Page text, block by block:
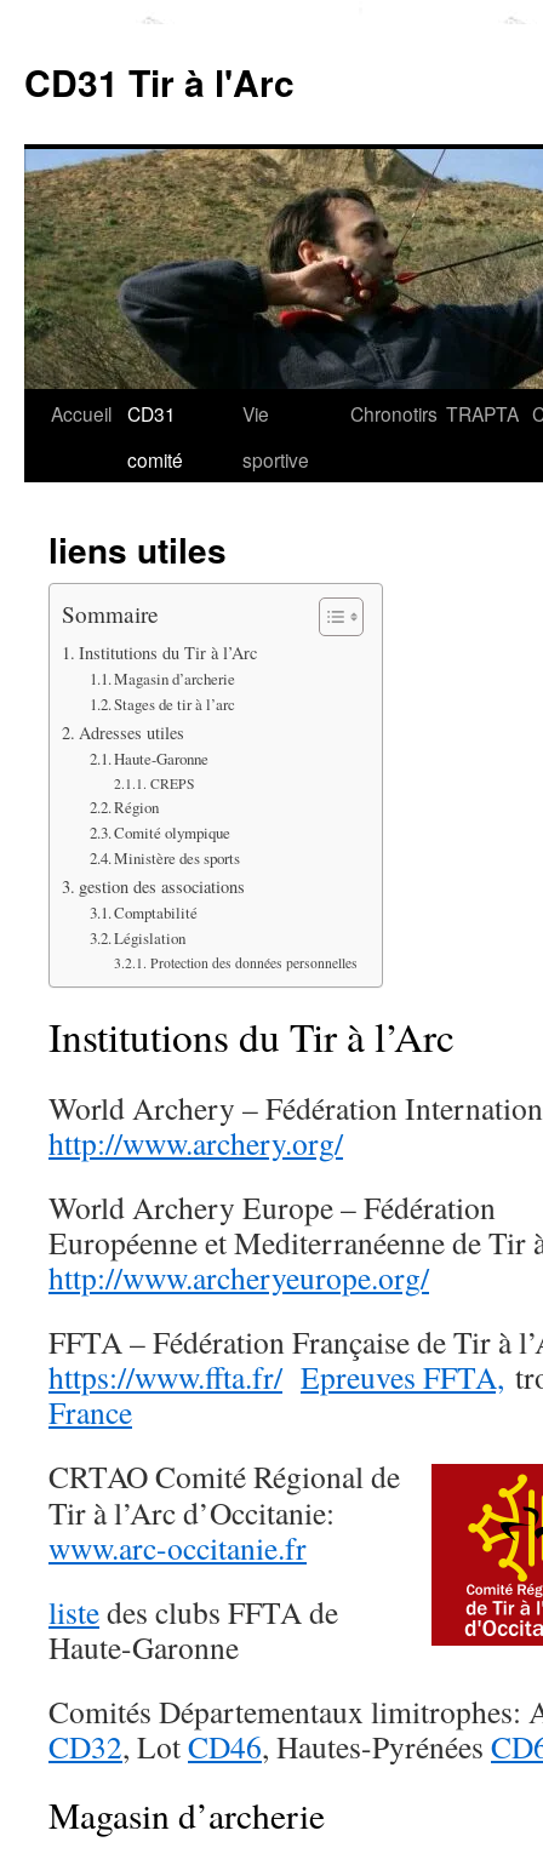
contenu
CD31 Tir à l'Arc
Accueil CD31
comité
Vie
sportive
Chronotirs TRAPTA
liens utiles
Sommaire
Institutions du Tir à l’Arc
Magasin d’archerie
Stages de tir à l’arc
Adresses utiles
Haute-Garonne
CREPS
Région
Comité olympique
Ministère des sports
gestion des associations
Comptabilité
Législation
Protection des données personnelles
Institutions du Tir à l’Arc
World Archery – Fédération
http://www.archery.org/
World Archery Europe – Fédération
Européenne et Mediterranéenne de Tir
http://www.archeryeurope.org/
FFTA – Fédération Française de Tir à
https://www.ffta.fr/ Epreuves FFTA,
France
CRTAO Comité Régional de
Tir à l’Arc d’Occitanie:
www.arc-occitanie.fr
listedes clubs FFTA de
Haute-Garonne
Comités Départementaux limitrophes:
CD32, LotCD46, Hautes-Pyrénées
Magasin d’archerie